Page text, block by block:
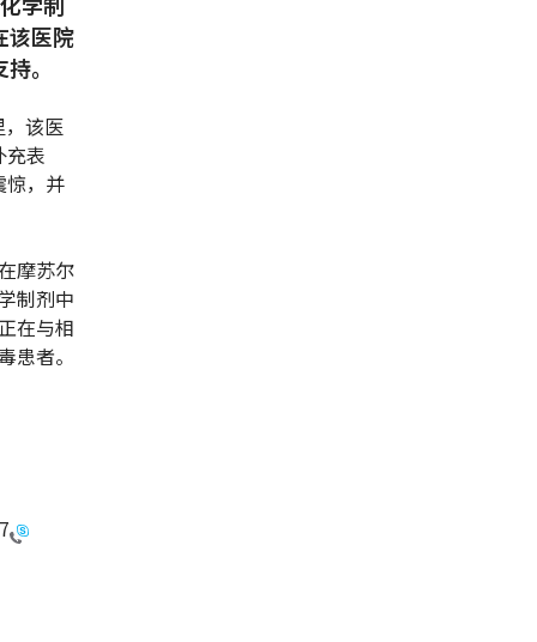
该医院
。
该医
充表
惊，并
摩苏尔
制剂中
在与相
者。